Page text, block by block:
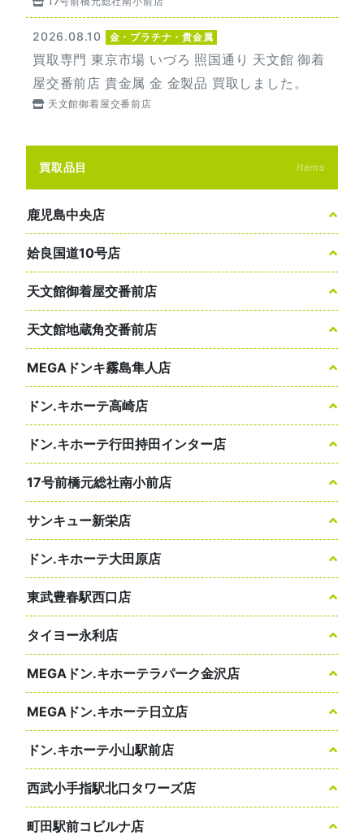
2026.08.10 金・プラチナ・貴金属
買取専門 東京市場 いづろ 照国通り 天文館 御着
屋交番前店 貴金属 金 金製品 買取しました。
天文館御着屋交番前店
買取品目 Items
鹿児島中央店
姶良国道10号店
天文館御着屋交番前店
天文館地蔵角交番前店
MEGAドンキ霧島隼人店
ドン.キホーテ高崎店
ドン.キホーテ行田持田インター店
17号前橋元総社南小前店
サンキュー新栄店
ドン.キホーテ大田原店
東武豊春駅西口店
タイヨー永利店
MEGAドン.キホーテラパーク金沢店
MEGAドン.キホーテ日立店
ドン.キホーテ小山駅前店
西武小手指駅北口タワーズ店
町田駅前コビルナ店